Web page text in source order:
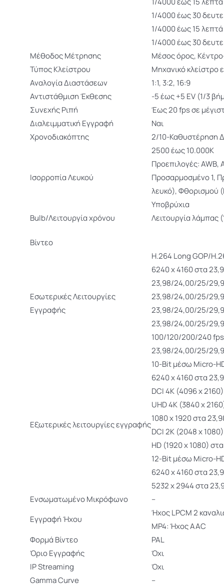
1/4000 έως 30
1/4000 έως 15
1/4000 έως 30
Μέθοδος Mέτρησης
Μέσος όρος,
Τύπος Κλείστρου
Μηχανικό κλείστρο
Αναλογία Διαστάσεων
1:1, 3:2, 16:9
Αντιστάθμιση Έκθεσης
-5 έως +5 EV (1/3
Συνεχής Ριπή
Έως 20 fps σε
Διαλειμματική Εγγραφή
Ναι
Χρονοδιακόπτης
2/10-Καθυστέρηση
Ισορροπία Λευκού
2500 έως 10.000K
Προεπιλογές:
Προσαρμοσμένο 1,
λευκό), Φθορισμού
Υποβρύχια
Bulb/Λειτουργία χρόνου
Λειτουργία
Βίντεο
Εσωτερικές Λειτουργίες
Εγγραφής
H.264 Long GOP/
6240 x 4160 στα
23,98/24,00/25/
23,98/24,00/25/
23,98/24,00/25/
23,98/24,00/25/
100/120/200/240
23,98/24,00/25/
Εξωτερικές λειτουργίες εγγραφής
10-Bit μέσω Micro-
6240 x 4160 στα
DCI 4K (4096 x
UHD 4K (3840 x
1080 x 1920 στα
DCI 2K (2048 x
HD (1920 x 1080)
12-Bit μέσω Micro-
6240 x 4160 στα
5232 x 2944 στα
Ενσωματωμένο Μικρόφωνο
–
Εγγραφή Ήχου
Ήχος LPCM 2
MP4: Ήχος AAC
Φορμά Βίντεο
PAL
Όριο Εγγραφής
Όχι
IP Streaming
Όχι
Gamma Curve
–